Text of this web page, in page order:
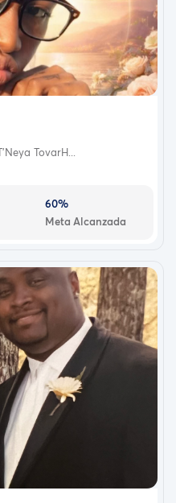
TovarH...
60%
Meta Alcanzada